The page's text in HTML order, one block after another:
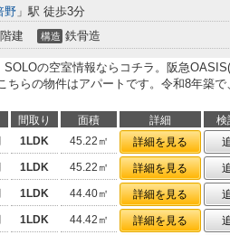
野 」駅 徒歩3分
建 構造 鉄骨造
の空室情報ならコチラ。阪急
ちらの物件はアパートです。令和8年築で
間取り 面積 詳細
検
1LDK 45.22㎡ 詳細を見る
1LDK 45.22㎡ 詳細を見る
1LDK 44.40㎡ 詳細を見る
1LDK 44.42㎡ 詳細を見る